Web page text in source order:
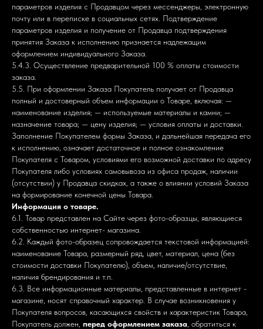
параметров изделия с Продавцом через мессенджеры, электронную
почту или в переписке в социальных сетях. Подтверждение
параметров изделия и получение от Продавца подтверждения
принятия Заказа к исполнению признается надлежащим
оформлением индивидуального Заказа.
5.4.3. Осуществление предварительной 100 % оплаты стоимости
заказа.
5.5. При оформлении Заказа Покупатель получает от Продавца
полный и достоверный объем информации о Товаре, включая: —
наименование изделия; — используемые материалы и камни; —
назначение товара; — цену изделия; — условия оплаты и доставки.
Заполнение Покупателем формы Заказа, и дальнейшая передача его
к исполнению, означает достаточное и полное ознакомление
Покупателя с Товаром, условиями его возможной доставки по адресу
Покупателя либо условиях самовывоза из офиса продаж, наличии
(отсутствии) у Продавца скидках, а также о влиянии условий Заказа
на формирование конечной цены Товара.
Информация о товаре.
6.1. Товар представлен на Сайте через фото-образцы, являющиеся
собственностью интернет- магазина.
6.2. Каждый фото-образец сопровождается текстовой информацией:
наименование Товара, размерный ряд, цвет, материал, цена (без
стоимости доставки Покупателю), объем, наличие/отсутствие,
наличия брендирования и т.п.
6.3. Все информационные материалы, представленные в интернет -
магазине, носят справочный характер. В случае возникновения у
Покупателя вопросов, касающихся свойств и характеристик Товара,
Покупатель должен, перед оформлением заказа , обратиться к